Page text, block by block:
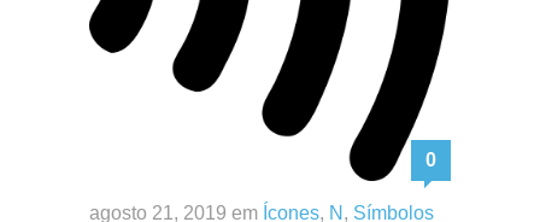
0
agosto 21, 2019 em Ícones, N , Símbolos